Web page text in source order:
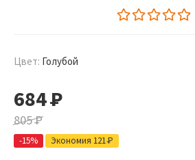
Цвет: Голубой
684Р
805Р
-15% Экономия 121Р